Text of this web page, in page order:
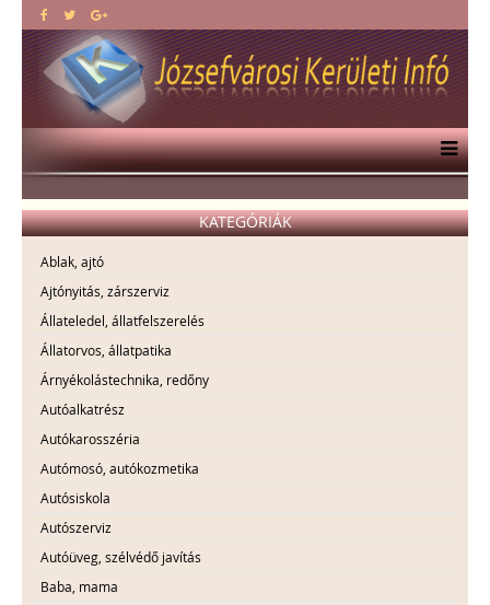
KATEGÓRIÁK
Ablak, ajtó
Ajtónyitás, zárszerviz
Állateledel, állatfelszerelés
Állatorvos, állatpatika
Árnyékolástechnika, redőny
Autóalkatrész
Autókarosszéria
Autómosó, autókozmetika
Autósiskola
Autószerviz
Autóüveg, szélvédő javítás
Baba, mama